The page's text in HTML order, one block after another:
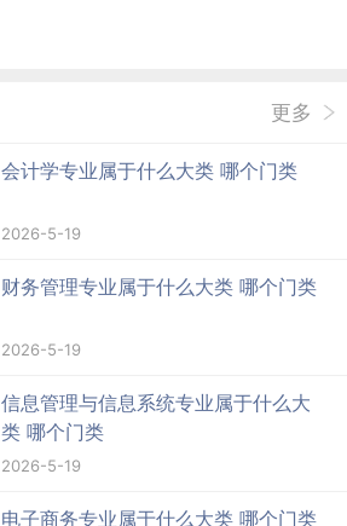
更多
会计学专业属于什么大类 哪个门类
2026-5-19
财务管理专业属于什么大类 哪个门类
2026-5-19
信息管理与信息系统专业属于什么大
类 哪个门类
2026-5-19
电子商务专业属于什么大类 哪个门类